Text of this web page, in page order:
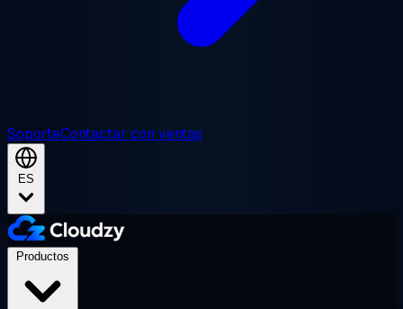
SoporteContactar con ventas
ES